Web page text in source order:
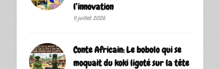
l’innovation
9 juillet 2026
Conte Africain: Le bobolo qui se
moquait du koki ligoté sur la tête